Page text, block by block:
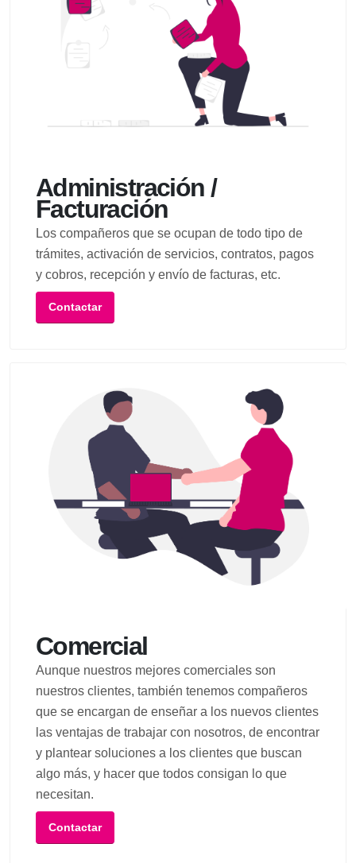
Administración /
Facturación
Los compañeros que se ocupan de todo tipo de
trámites, activación de servicios, contratos, pagos
y cobros, recepción y envío de facturas, etc.
Contactar
Comercial
Aunque nuestros mejores comerciales son
nuestros clientes, también tenemos compañeros
que se encargan de enseñar a los nuevos clientes
las ventajas de trabajar con nosotros, de encontrar
y plantear soluciones a los clientes que buscan
algo más, y hacer que todos consigan lo que
necesitan.
Contactar